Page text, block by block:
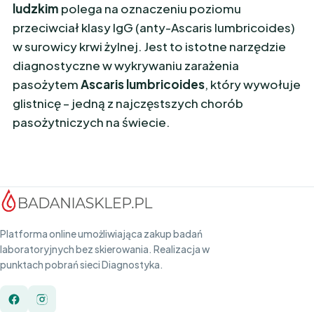
ludzkim polega na oznaczeniu poziomu
przeciwciał klasy IgG (anty-Ascaris lumbricoides)
w surowicy krwi żylnej. Jest to istotne narzędzie
diagnostyczne w wykrywaniu zarażenia
pasożytemAscaris lumbricoides, który wywołuje
glistnicę – jedną z najczęstszych chorób
pasożytniczych na świecie.
Platforma online umożliwiająca zakup badań
laboratoryjnych bez skierowania. Realizacja w
punktach pobrań sieci Diagnostyka.